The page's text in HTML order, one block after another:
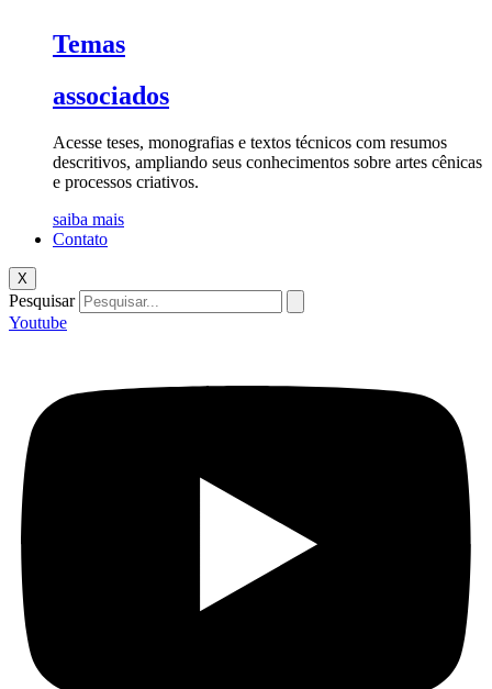
Temas
associados
Acesse teses, monografias e textos técnicos com resumos
descritivos, ampliando seus conhecimentos sobre artes cênicas
e processos criativos.
saiba mais
Contato
X
Pesquisar
Youtube